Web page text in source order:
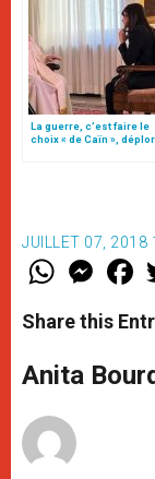
La guerre, c’est faire le
choix « de Caïn »,
JUILLET 07, 2018
W
t
s
p
p
M
e
s
e
g
e
F
a
e
b
o
k
Share this
Anita